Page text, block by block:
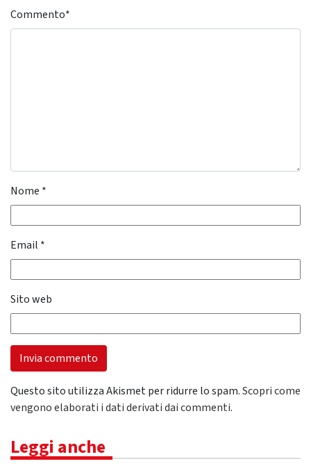
Commento*
Nome *
Email *
Sito web
Questo sito utilizza Akismet per ridurre lo spam.Scopri come
vengono elaborati i dati derivati dai commenti.
Leggi anche